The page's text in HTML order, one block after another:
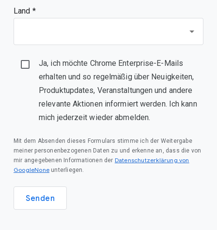
Land *
Ja, ich möchte Chrome Enterprise-E-Mails
erhalten und so regelmäßig über Neuigkeiten,
Produktupdates, Veranstaltungen und andere
relevante Aktionen informiert werden. Ich kann
mich jederzeit wieder abmelden.
Mit dem Absenden dieses Formulars stimme ich der Weitergabe
meiner personenbezogenen Daten zu und erkenne an, dass die von
mir angegebenen Informationen der Datenschutzerklärung von
GoogleNone unterliegen.
Senden